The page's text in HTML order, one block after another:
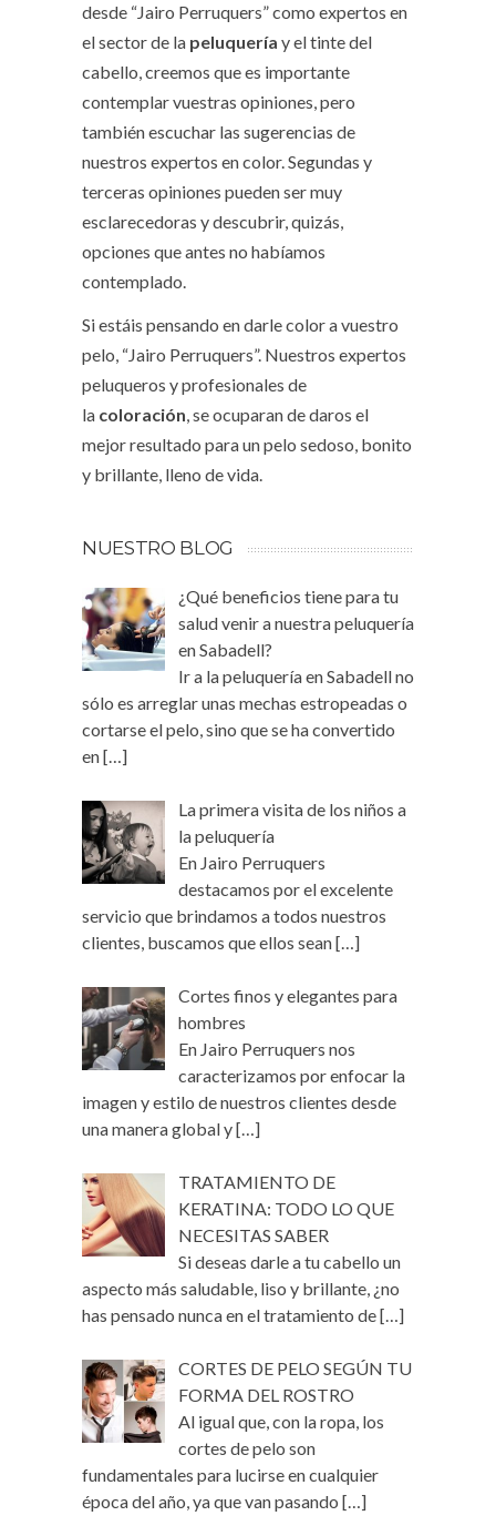
desde “Jairo Perruquers” como expertos en
el sector de la peluquería y el tinte del
cabello, creemos que es importante
contemplar vuestras opiniones, pero
también escuchar las sugerencias de
nuestros expertos en color. Segundas y
terceras opiniones pueden ser muy
esclarecedoras y descubrir, quizás,
opciones que antes no habíamos
contemplado.
Si estáis pensando en darle color a vuestro
pelo, “Jairo Perruquers”. Nuestros expertos
peluqueros y profesionales de
la coloración , se ocuparan de daros el
mejor resultado para un pelo sedoso, bonito
y brillante, lleno de vida.
NUESTRO BLOG
¿Qué beneficios tiene para tu
salud venir a nuestra peluquería
en Sabadell?
Ir a la peluquería en Sabadell no
sólo es arreglar unas mechas estropeadas o
cortarse el pelo, sino que se ha convertido
en[…]
La primera visita de los niños a
la peluquería
En Jairo Perruquers
destacamos por el excelente
servicio que brindamos a todos nuestros
clientes, buscamos que ellos sean[…]
Cortes finos y elegantes para
hombres
En Jairo Perruquers nos
caracterizamos por enfocar la
imagen y estilo de nuestros clientes desde
una manera global y[…]
TRATAMIENTO DE
KERATINA: TODO LO QUE
NECESITAS SABER
Si deseas darle a tu cabello un
aspecto más saludable, liso y brillante, ¿no
has pensado nunca en el tratamiento de[…]
CORTES DE PELO SEGÚN TU
FORMA DEL ROSTRO
Al igual que, con la ropa, los
cortes de pelo son
fundamentales para lucirse en cualquier
época del año, ya que van pasando […]